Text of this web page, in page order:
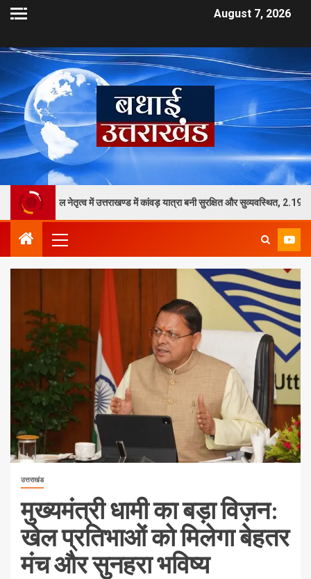
August 7, 2026
नेतृत्व में उत्तराखण्ड में कांवड़ यात्रा बनी सुरक्षित और सुव्यवस्थित, 2.19 करोड़ से अधिक
उत्तराखंड
मुख्यमंत्री धामी का बड़ा विज़न:
खेल प्रतिभाओं को मिलेगा बेहतर
मंच और सुनहरा भविष्य